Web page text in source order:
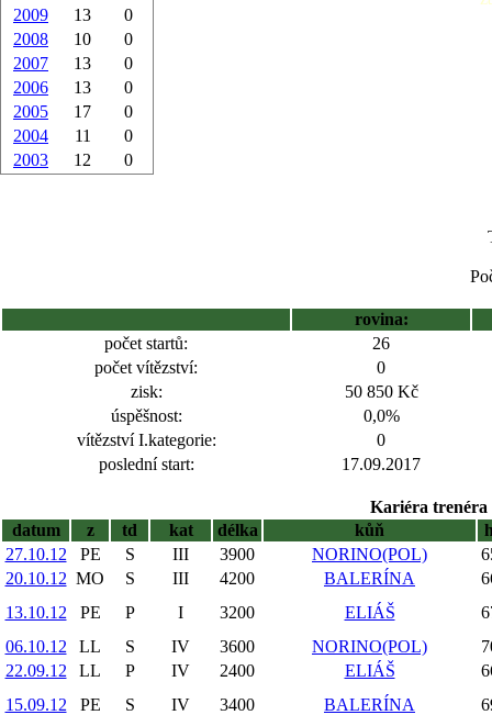
2009
13
0
2008
10
0
2007
13
0
2006
13
0
2005
17
0
2004
11
0
2003
12 0
rovina:
počet startů:
26
počet vítězství:
0
zisk:
50 850 Kč
úspěšnost:
0,0%
vítězství I.kategorie:
0
poslední start:
17.09.2017
Kariéra trenéra
datum
z td kat délka kůň
27.10.12
PE S III 3900 NORINO(POL)
20.10.12 MO S III 4200 BALERÍNA
13.10.12
PE P I 3200 ELIÁŠ
06.10.12
LL S IV 3600 NORINO(POL)
22.09.12
LL P IV 2400 ELIÁŠ
15.09.12
PE S IV 3400 BALERÍNA